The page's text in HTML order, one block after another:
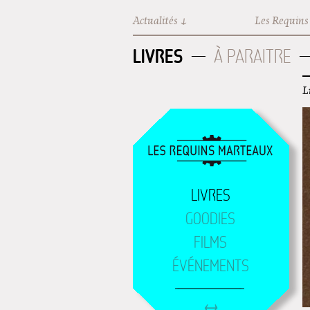
Actualités Les
LIVRES À PARAITRE
LIVRES
GOODIES
FILMS
ÉVÉNEMENTS